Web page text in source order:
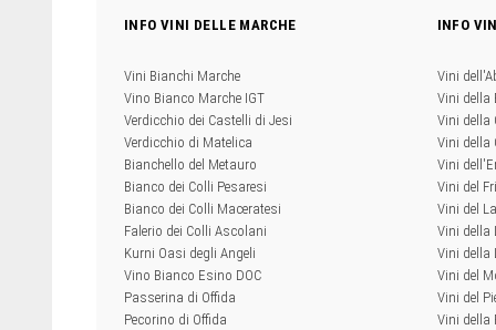
INFO VINI DELLE MARCHE
Vini Bianchi Marche
Vino Bianco Marche IGT
Verdicchio dei Castelli di Jesi
Verdicchio di Matelica
Bianchello del Metauro
Bianco dei Colli Pesaresi
Bianco dei Colli Maceratesi
Falerio dei Colli Ascolani
Kurni Oasi degli Angeli
Vino Bianco Esino DOC
Passerina di Offida
Pecorino di Offida
INFO
Vini
Vini della
Vini della
Vini della
Vini
Vini del
Vini del
Vini della
Vini della
Vini del
Vini del
Vini della